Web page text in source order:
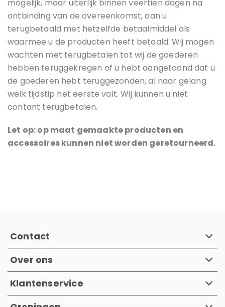
mogelijk, maar uiterlijk binnen veertien dagen na
ontbinding van de overeenkomst, aan u
terugbetaald met hetzelfde betaalmiddel als
waarmee u de producten heeft betaald. Wij mogen
wachten met terugbetalen tot wij de goederen
hebben teruggekregen of u hebt aangetoond dat u
de goederen hebt teruggezonden, al naar gelang
welk tijdstip het eerste valt. Wij kunnen u niet
contant terugbetalen.
Let op: op maat gemaakte producten en
accessoires kunnen niet worden geretourneerd.
Contact
Over ons
Klantenservice